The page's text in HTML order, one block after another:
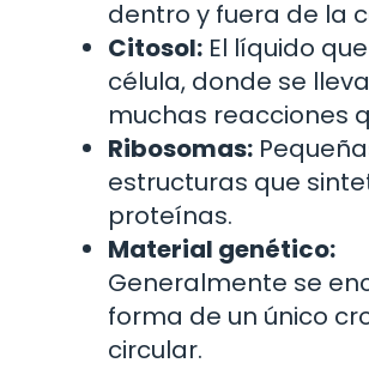
dentro y fuera de la
Citosol: El líquido
célula, donde se
muchas reacciones
Ribosomas:
estructuras que
proteínas.
Material genético:
Generalmente se
forma de un único
circular.